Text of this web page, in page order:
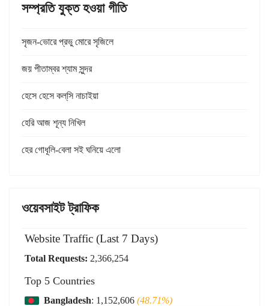
সম্প্রতি যুক্ত হওয়া গীতি
সৃজন-ভোরে প্রভু মোরে সৃজিলে
জয় পীতাম্বর শ্যাম সুন্দর
হেসে হেসে কল্‌সি নাচাইয়া
হেরি আজ শূন্য নিখিল
হের গোধূলি-বেলা সই ঘনিয়ে এলো
ওয়েবসাইট ট্রাফিক
Website Traffic (Last 7 Days)
Total Requests: 2,366,254
Top 5 Countries
Bangladesh: 1,152,606 (48.71%)